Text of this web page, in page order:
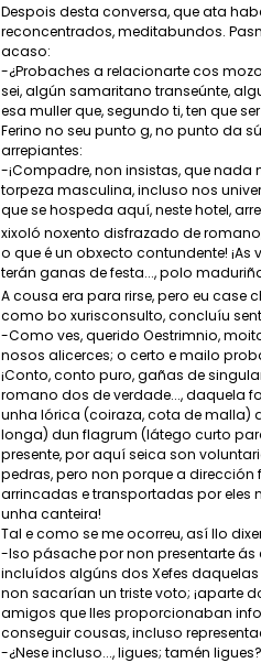
Despois desta conversa, que ata
reconcentrados, meditabundos.
acaso:
-¿Probaches a relacionarte cos
sei, algún samaritano transeúnte,
esa muller que, segundo ti, ten que
Ferino no seu punto g, no punto da
arrepiantes:
-¡Compadre, non insistas, que nada
torpeza masculina, incluso nos
que se hospeda aquí, neste hotel,
xixoló noxento disfrazado de
o que é un obxecto contundente!
terán ganas de festa..., polo
A cousa era para rirse, pero eu case
como bo xurisconsulto, concluíu
-Como ves, querido Oestrimnio,
nosos alicerces; o certo e mailo
¡Conto, conto puro, gañas de
romano dos de verdade..., daquela
unha lórica (coiraza, cota de malla)
longa) dun flagrum (látego curto
presente, por aquí seica son
pedras, pero non porque a dirección
arrincadas e transportadas por eles
unha canteira!
Tal e como se me ocorreu, así llo
-Iso pásache por non presentarte ás
incluídos algúns dos Xefes
non sacarían un triste voto; ¡aparte
amigos que lles proporcionaban
conseguir cousas, incluso
-¿Nese incluso..., ligues; tamén ligues?